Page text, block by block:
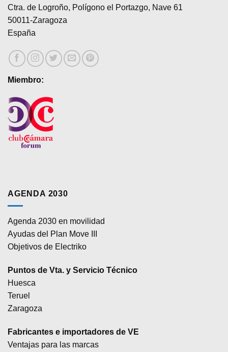
Ctra. de Logroño, Polígono el Portazgo, Nave 61
50011-Zaragoza
España
Miembro:
AGENDA 2030
Agenda 2030 en movilidad
Ayudas del Plan Move III
Objetivos de Electriko
Puntos de Vta. y Servicio Técnico
Huesca
Teruel
Zaragoza
Fabricantes e importadores de VE
Ventajas para las marcas